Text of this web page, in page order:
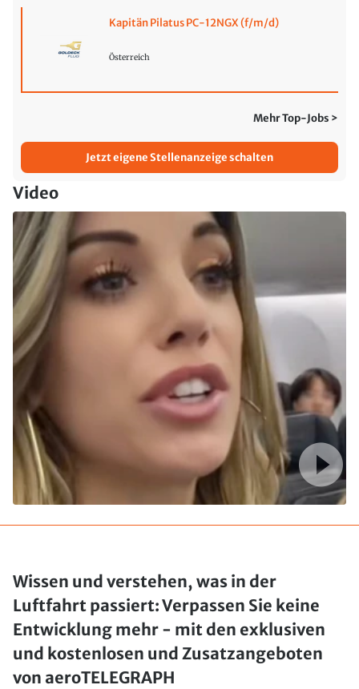
Kapitän Pilatus PC-12NGX (f/m/d)
Österreich
Mehr Top-Jobs >
Jetzt eigene Stellenanzeige schalten
Video
Wissen und verstehen, was in der
Luftfahrt passiert: Verpassen Sie keine
Entwicklung mehr - mit den exklusiven
und kostenlosen und Zusatzangeboten
von aeroTELEGRAPH